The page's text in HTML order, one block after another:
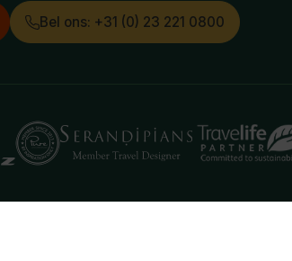
Bel ons: +31 (0) 23 221 0800